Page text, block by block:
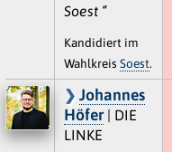
Soest “
Kandidiert im
Wahlkreis Soest.
Johannes
Höfer| DIE
LINKE